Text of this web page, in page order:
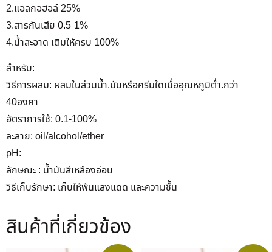
2.แอลกอฮอล์ 25%
3.สารกันเสีย 0.5-1%
4.น้ำสะอาด เติมให้ครบ 100%
สำหรับ:
วิธีการผสม: ผสมในส่วนน้ำ.มันหรือครีมใดเมื่ออุณหภูมิต่ำ.กว่า
40องศา
อัตราการใช้: 0.1-100%
ละลาย: oil/alcohol/ether
pH:
ลักษณะ : น้ำมันสีเหลืองอ่อน
วิธีเก็บรักษา: เก็บให้พ้นแสงแดด และความชื้น
สินค้าที่เกี่ยวข้อง